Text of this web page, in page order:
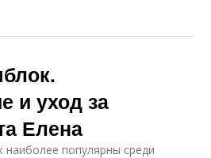
и уход за
Елена
наиболее популярны среди